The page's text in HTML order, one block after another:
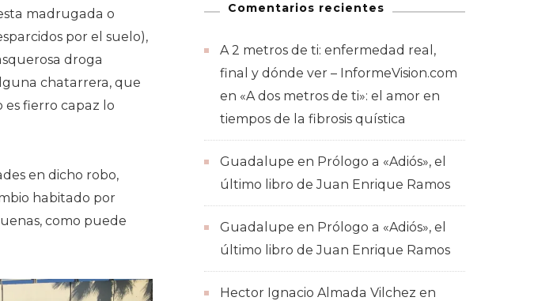
madrugada o
por el suelo),
droga
chatarrera, que
es fierro capaz lo
en dicho robo,
habitado por
como puede
Comentarios recientes
A 2 metros de ti: enfermedad real,
final y dónde ver – InformeVision.com
en «A dos metros de ti»: el amor en
tiempos de la fibrosis quística
Guadalupe en Prólogo a «Adiós», el
último libro de Juan Enrique Ramos
Guadalupe en Prólogo a «Adiós», el
último libro de Juan Enrique Ramos
Hector Ignacio Almada Vilchez en